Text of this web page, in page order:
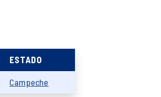
ESTADO
Campeche